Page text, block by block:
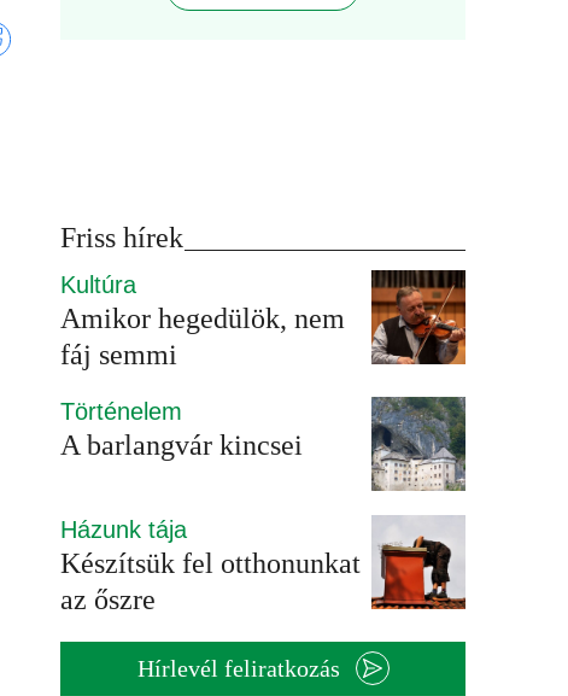
Friss hírek
Kultúra
Amikor hegedülök, nem
fáj semmi
Történelem
A barlangvár kincsei
Házunk tája
Készítsük fel otthonunkat
az őszre
Hírlevél feliratkozás